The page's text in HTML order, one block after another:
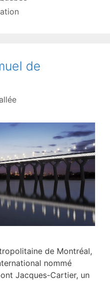
de
de Montréal,
nommé
Jacques-Cartier, un